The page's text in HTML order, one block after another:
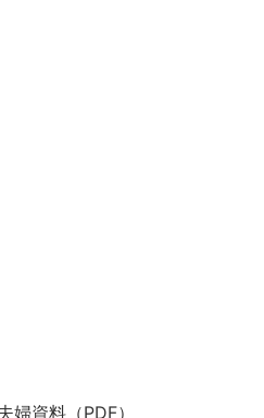
婦資料（PDF）